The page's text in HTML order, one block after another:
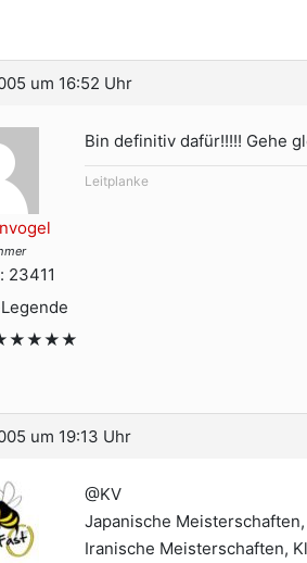
um 16:52 Uhr
23411
Bin definitiv dafür!!!!! Gehe
Leitplanke
um 19:13 Uhr
@KV
Japanische
Iranische Meisterschaften,